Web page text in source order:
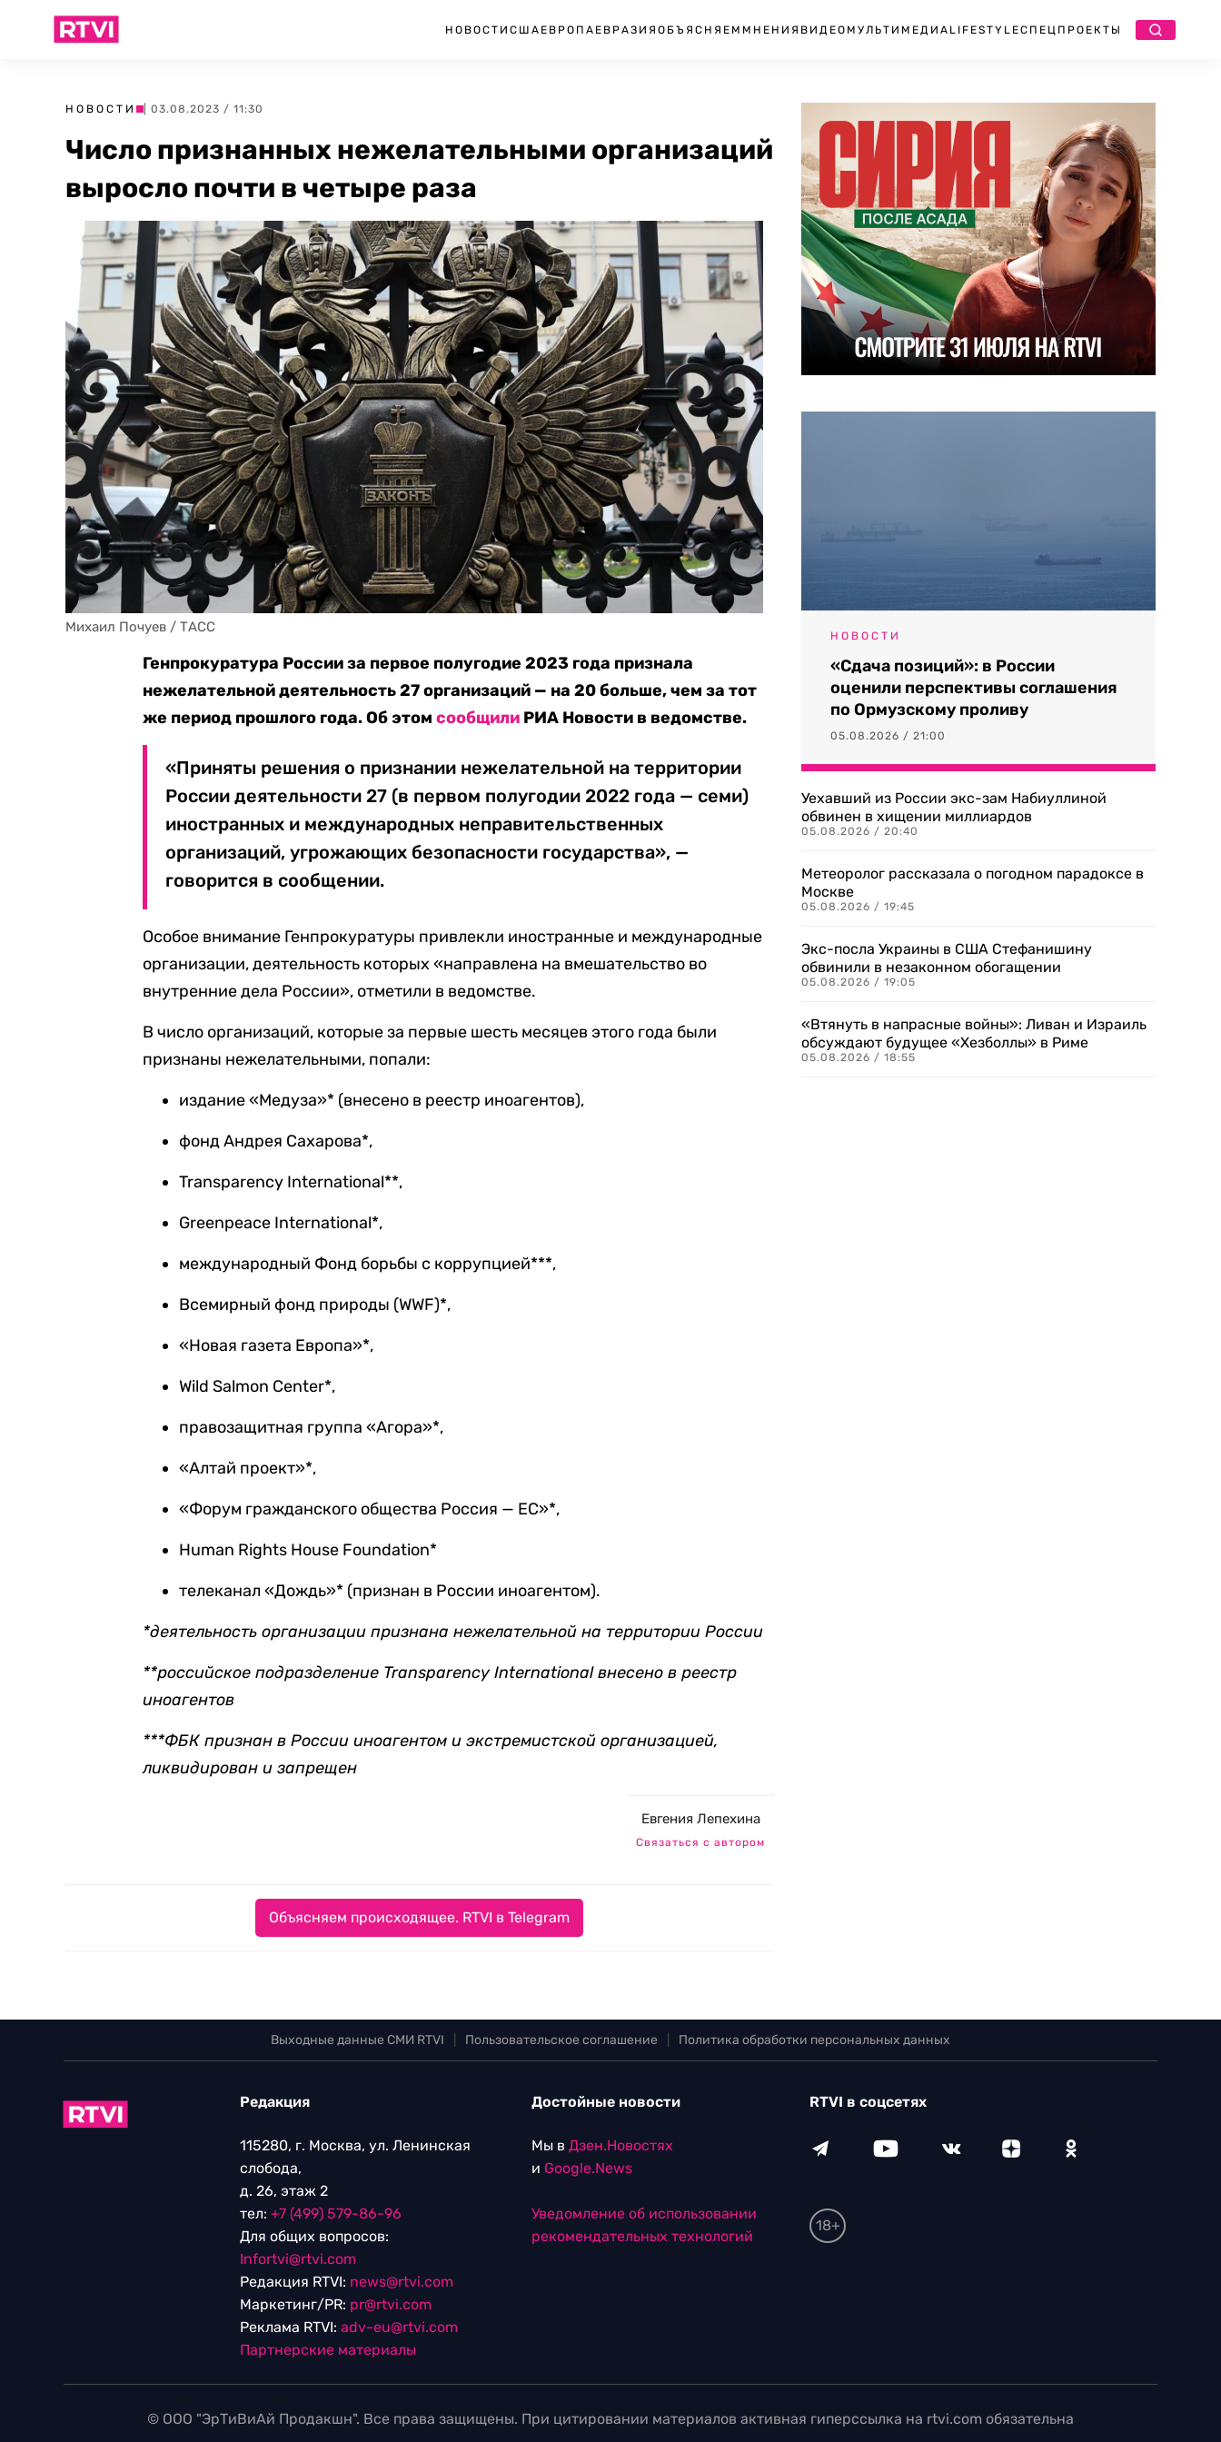
НОВОСТИ США ЕВРОПА ЕВРАЗИЯ ОБЪЯСНЯЕМ МНЕНИЯ ВИДЕО МУЛЬТИМЕДИА LIFESTYLEСПЕЦПРОЕКТЫ
НОВОСТИ | 03.08.2023 / 11:30
Число признанных нежелательными организаций
выросло почти в четыре раза
Михаил Почуев / ТАСС
Генпрокуратура России за первое полугодие 2023 года признала
нежелательной деятельность 27 организаций — на 20 больше, чем за тот
же период прошлого года. Об этомсообщили РИА Новости в ведомстве.
«Приняты решения о признании нежелательной на территории
России деятельности 27 (в первом полугодии 2022 года — семи)
иностранных и международных неправительственных
организаций, угрожающих безопасности государства», —
говорится в сообщении.
Особое внимание Генпрокуратуры привлекли иностранные и международные
организации, деятельность которых «направлена на вмешательство во
внутренние дела России», отметили в ведомстве.
В число организаций, которые за первые шесть месяцев этого года были
признаны нежелательными, попали:
издание «Медуза»* (внесено в реестр иноагентов),
фонд Андрея Сахарова*,
Transparеncy International**,
Greenpeace International*,
международный Фонд борьбы с коррупцией***,
Всемирный фонд природы (WWF)*,
«Новая газета Европа»*,
Wild Salmon Center*,
правозащитная группа «Агора»*,
«Алтай проект»*,
«Форум гражданского общества Россия — ЕС»*,
Human Rights House Foundation*
телеканал «Дождь»* (признан в России иноагентом).
*деятельность организации признана нежелательной на территории России
**российское подразделение Transparency International внесено в реестр
иноагентов
***ФБК признан в России иноагентом и экстремистской организацией,
ликвидирован и запрещен
Евгения Лепехина
Связаться с автором
Объясняем происходящее. RTVI в Telegram
НОВОСТИ
«Сдача позиций»: в России
оценили перспективы соглашения
по Ормузскому проливу
05.08.2026 / 21:00
Уехавший из России экс-зам Набиуллиной
обвинен в хищении миллиардов
05.08.2026 / 20:40
Метеоролог рассказала о погодном парадоксе в
Москве
05.08.2026 / 19:45
Экс-посла Украины в США Стефанишину
обвинили в незаконном обогащении
05.08.2026 / 19:05
«Втянуть в напрасные войны»: Ливан и Израиль
обсуждают будущее «Хезболлы» в Риме
05.08.2026 / 18:55
Выходные данные СМИ RTVI Пользовательское соглашение Политика обработки персональных данных
Редакция
115280, г. Москва, ул. Ленинская
слобода,
д. 26, этаж 2
тел: +7 (499) 579-86-96
Для общих вопросов:
Infortvi@rtvi.com
Редакция RTVI: news@rtvi.com
Маркетинг/PR: pr@rtvi.com
Реклама RTVI: adv-eu@rtvi.com
Партнерские материалы
Достойные новости
Мы в Дзен.Новостях
и Google.News
Уведомление об использовании
рекомендательных технологий
RTVI в соцсетях
18+
© ООО "ЭрТиВиАй Продакшн". Все права защищены. При цитировании материалов активная гиперссылка на rtvi.com обязательна